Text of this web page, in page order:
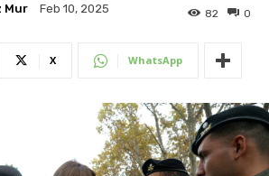
Mur Feb 10, 2025 0
82
X WhatsApp